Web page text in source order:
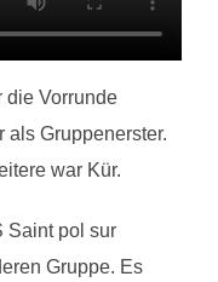
die Vorrunde
als Gruppenerster.
war Kür.
Saint pol sur
Gruppe. Es